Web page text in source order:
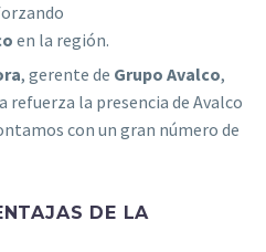
en la región.
, gerente de Grupo Avalco,
refuerza la presencia de Avalco
con un gran número de
DE LA